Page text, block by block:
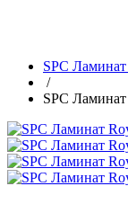
SPC
/
SPC